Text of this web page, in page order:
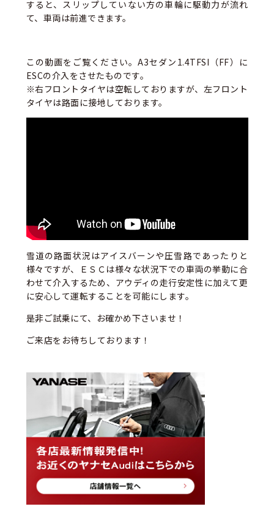
すると、スリップしていない方の車輪に駆動力が流れ
て、車両は前進できます。
この動画をご覧ください。A3セダン1.4TFSI（FF）に
ESCの介入をさせたものです。
※右フロントタイヤは空転しておりますが、左フロント
タイヤは路面に接地しております。
雪道の路面状況はアイスバーンや圧雪路であったりと
様々ですが、ＥＳＣは様々な状況下での車両の挙動に合
わせて介入するため、アウディの走行安定性に加えて更
に安心して運転することを可能にします。
是非ご試乗にて、お確かめ下さいませ！
ご来店をお待ちしております！